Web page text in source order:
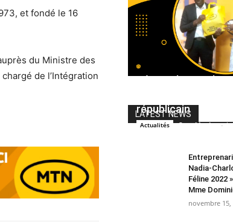
et fondé le 16
du Ministre des
de l’Intégration
LATEST NEWS
Région du
républicain
Actualités Canal Ivoire -
Nadia-
Féline 2022
Mme
novembre 15,